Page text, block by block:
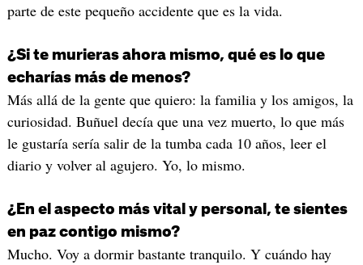
parte de este pequeño accidente que es la vida.
¿Si te murieras ahora mismo, qué es lo que
echarías más de menos?
Más allá de la gente que quiero: la familia y los amigos, la
curiosidad. Buñuel decía que una vez muerto, lo que más
le gustaría sería salir de la tumba cada 10 años, leer el
diario y volver al agujero. Yo, lo mismo.
¿En el aspecto más vital y personal, te sientes
en paz contigo mismo?
Mucho. Voy a dormir bastante tranquilo. Y cuándo hay